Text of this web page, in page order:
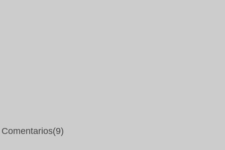
Comentarios(9)